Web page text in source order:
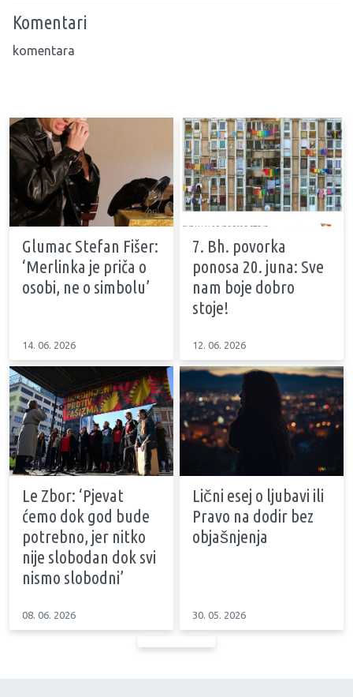
Komentari
komentara
Glumac Stefan Fišer:
‘Merlinka je priča o
osobi, ne o simbolu’
14. 06. 2026
7. Bh. povorka
ponosa 20. juna: Sve
nam boje dobro
stoje!
12. 06. 2026
Le Zbor: ‘Pjevat
ćemo dok god bude
potrebno, jer nitko
nije slobodan dok svi
nismo slobodni’
08. 06. 2026
Lični esej o ljubavi ili
Pravo na dodir bez
objašnjenja
30. 05. 2026